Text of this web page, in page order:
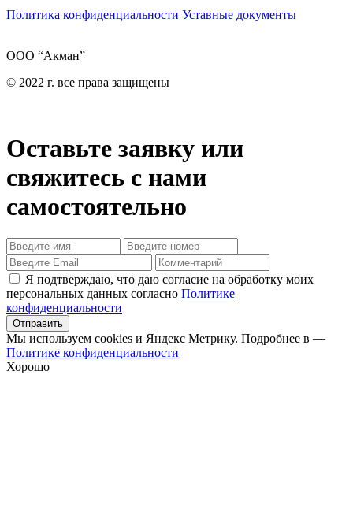
Политика конфиденциальности Уставные документы
ООО “Акман”
© 2022 г. все права защищены
Оставьте заявку или
свяжитесь с нами
самостоятельно
Я подтверждаю, что даю согласие на обработку моих
персональных данных согласно Политике
конфиденциальности
Отправить
Мы используем cookies и Яндекс Метрику. Подробнее в —
Политике конфиденциальности
Хорошо